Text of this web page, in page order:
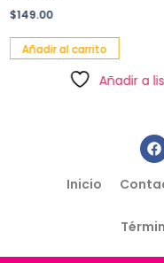
$149.00
Añadir al carrito
Añadir a
Inicio